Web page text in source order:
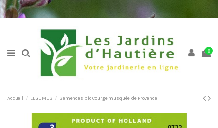
0
Accueil LEGUMES Semences bio Courge musquée de Provence